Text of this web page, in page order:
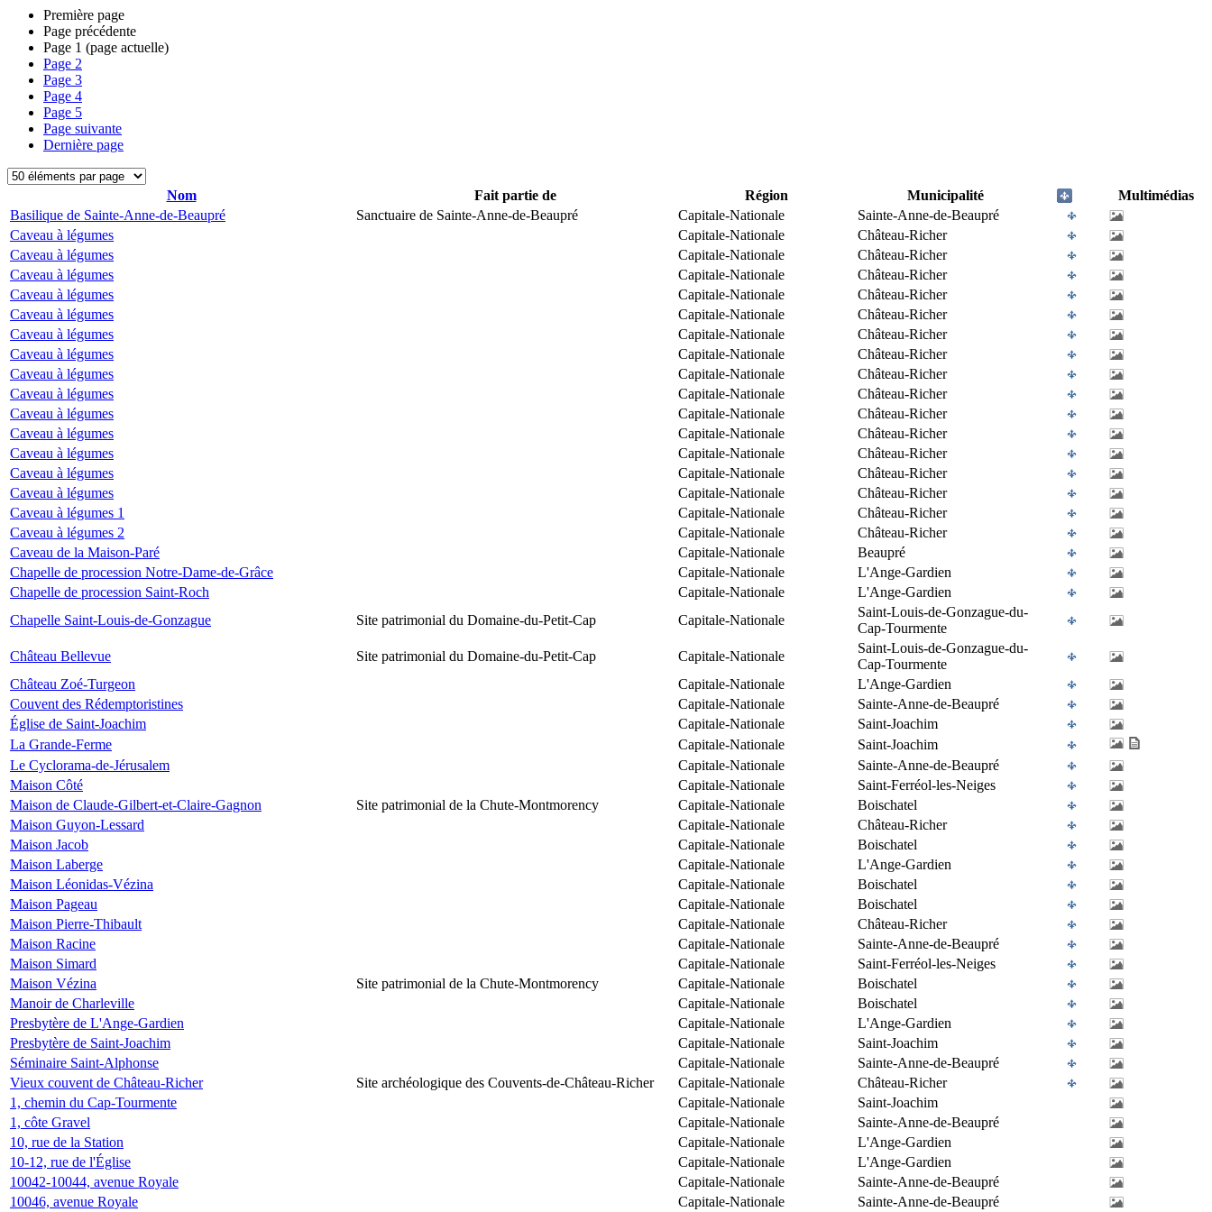
Première page
Page précédente
Page 1 (page actuelle)
Page 2
Page 3
Page 4
Page 5
Page suivante
Dernière page
Nom Fait partie de Région Municipalité
Multimédias
Basilique de Sainte-Anne-de-Beaupré
Sanctuaire de Sainte-Anne-de-Beaupré Capitale-Nationale
Sainte-Anne-de-Beaupré
Caveau à légumes
Capitale-Nationale
Château-Richer
Caveau à légumes
Capitale-Nationale
Château-Richer
Caveau à légumes
Capitale-Nationale
Château-Richer
Caveau à légumes
Capitale-Nationale
Château-Richer
Caveau à légumes
Capitale-Nationale
Château-Richer
Caveau à légumes
Capitale-Nationale
Château-Richer
Caveau à légumes
Capitale-Nationale
Château-Richer
Caveau à légumes
Capitale-Nationale
Château-Richer
Caveau à légumes
Capitale-Nationale
Château-Richer
Caveau à légumes
Capitale-Nationale
Château-Richer
Caveau à légumes
Capitale-Nationale
Château-Richer
Caveau à légumes
Capitale-Nationale
Château-Richer
Caveau à légumes
Capitale-Nationale
Château-Richer
Caveau à légumes
Capitale-Nationale
Château-Richer
Caveau à légumes 1
Capitale-Nationale
Château-Richer
Caveau à légumes 2
Capitale-Nationale
Château-Richer
Caveau de la Maison-Paré
Capitale-Nationale
Beaupré
Chapelle de procession Notre-Dame-de-Grâce
Capitale-Nationale
L'Ange-Gardien
Chapelle de procession Saint-Roch
Capitale-Nationale
L'Ange-Gardien
Chapelle Saint-Louis-de-Gonzague
Site patrimonial du Domaine-du-Petit-Cap Capitale-Nationale
Saint-Louis-de-Gonzague-du-
Cap-Tourmente
Château Bellevue
Site patrimonial du Domaine-du-Petit-Cap Capitale-Nationale
Saint-Louis-de-Gonzague-du-
Cap-Tourmente
Château Zoé-Turgeon
Capitale-Nationale
L'Ange-Gardien
Couvent des Rédemptoristines
Capitale-Nationale
Sainte-Anne-de-Beaupré
Église de Saint-Joachim
Capitale-Nationale
Saint-Joachim
La Grande-Ferme
Capitale-Nationale
Saint-Joachim
Le Cyclorama-de-Jérusalem
Capitale-Nationale
Sainte-Anne-de-Beaupré
Maison Côté
Capitale-Nationale
Saint-Ferréol-les-Neiges
Maison de Claude-Gilbert-et-Claire-Gagnon
Site patrimonial de la Chute-Montmorency Capitale-Nationale
Boischatel
Maison Guyon-Lessard
Capitale-Nationale
Château-Richer
Maison Jacob
Capitale-Nationale
Boischatel
Maison Laberge
Capitale-Nationale
L'Ange-Gardien
Maison Léonidas-Vézina
Capitale-Nationale
Boischatel
Maison Pageau
Capitale-Nationale
Boischatel
Maison Pierre-Thibault
Capitale-Nationale
Château-Richer
Maison Racine
Capitale-Nationale
Sainte-Anne-de-Beaupré
Maison Simard
Capitale-Nationale
Saint-Ferréol-les-Neiges
Maison Vézina
Site patrimonial de la Chute-Montmorency Capitale-Nationale
Boischatel
Manoir de Charleville
Capitale-Nationale
Boischatel
Presbytère de L'Ange-Gardien
Capitale-Nationale
L'Ange-Gardien
Presbytère de Saint-Joachim
Capitale-Nationale
Saint-Joachim
Séminaire Saint-Alphonse
Capitale-Nationale
Sainte-Anne-de-Beaupré
Vieux couvent de Château-Richer
Site archéologique des Couvents-de-Château-Richer Capitale-Nationale
Château-Richer
1, chemin du Cap-Tourmente
Capitale-Nationale
Saint-Joachim
1, côte Gravel
Capitale-Nationale
Sainte-Anne-de-Beaupré
10, rue de la Station
Capitale-Nationale
L'Ange-Gardien
10-12, rue de l'Église
Capitale-Nationale
L'Ange-Gardien
10042-10044, avenue Royale
Capitale-Nationale
Sainte-Anne-de-Beaupré
10046, avenue Royale
Capitale-Nationale Sainte-Anne-de-Beaupré